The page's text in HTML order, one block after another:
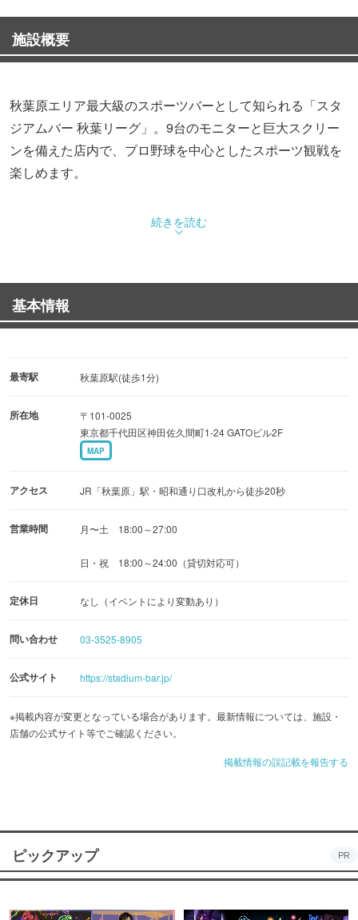
施設概要
秋葉原エリア最大級のスポーツバーとして知られる「スタ
ジアムバー 秋葉リーグ」。9台のモニターと巨大スクリー
ンを備えた店内で、プロ野球を中心としたスポーツ観戦を
楽しめます。
“一体感”をコンセプトに、共感や共有しやすい空間づくり
が施された店内では、スタジアムさながらの臨場感を味わ
で、シーンに合わせて多様な使い方ができます。
何と言っても注目は、樽を背負ったビアガールが飲み物を
楽しみながら観戦を楽しめば、贔屓球団の応援にもより一
フードメニューには、5種のホットドッグやポップコー
ン、たこ焼きなどスタジアムでもお馴染みの屋台メニュー
がズラリ。各球団をイメージしたオリジナルカクテルな
続きを読む
基本情報
最寄駅 秋葉原駅(徒歩1分)
所在地
〒101-0025
東京都千代田区神田佐久間町1-24 GATOビル2F
MAP
アクセス JR「秋葉原」駅・昭和通り口改札から徒歩20秒
営業時間 月〜土 18:00～27:00
日・祝 18:00～24:00（貸切対応可）
定休日 なし（イベントにより変動あり）
問い合わせ 03-3525-8905
公式サイト https://stadium-bar.jp/
※掲載内容が変更となっている場合があります。最新情報については、施設・
店舗の公式サイト等でご確認ください。
掲載情報の誤記載を報告する
ピックアップ PR